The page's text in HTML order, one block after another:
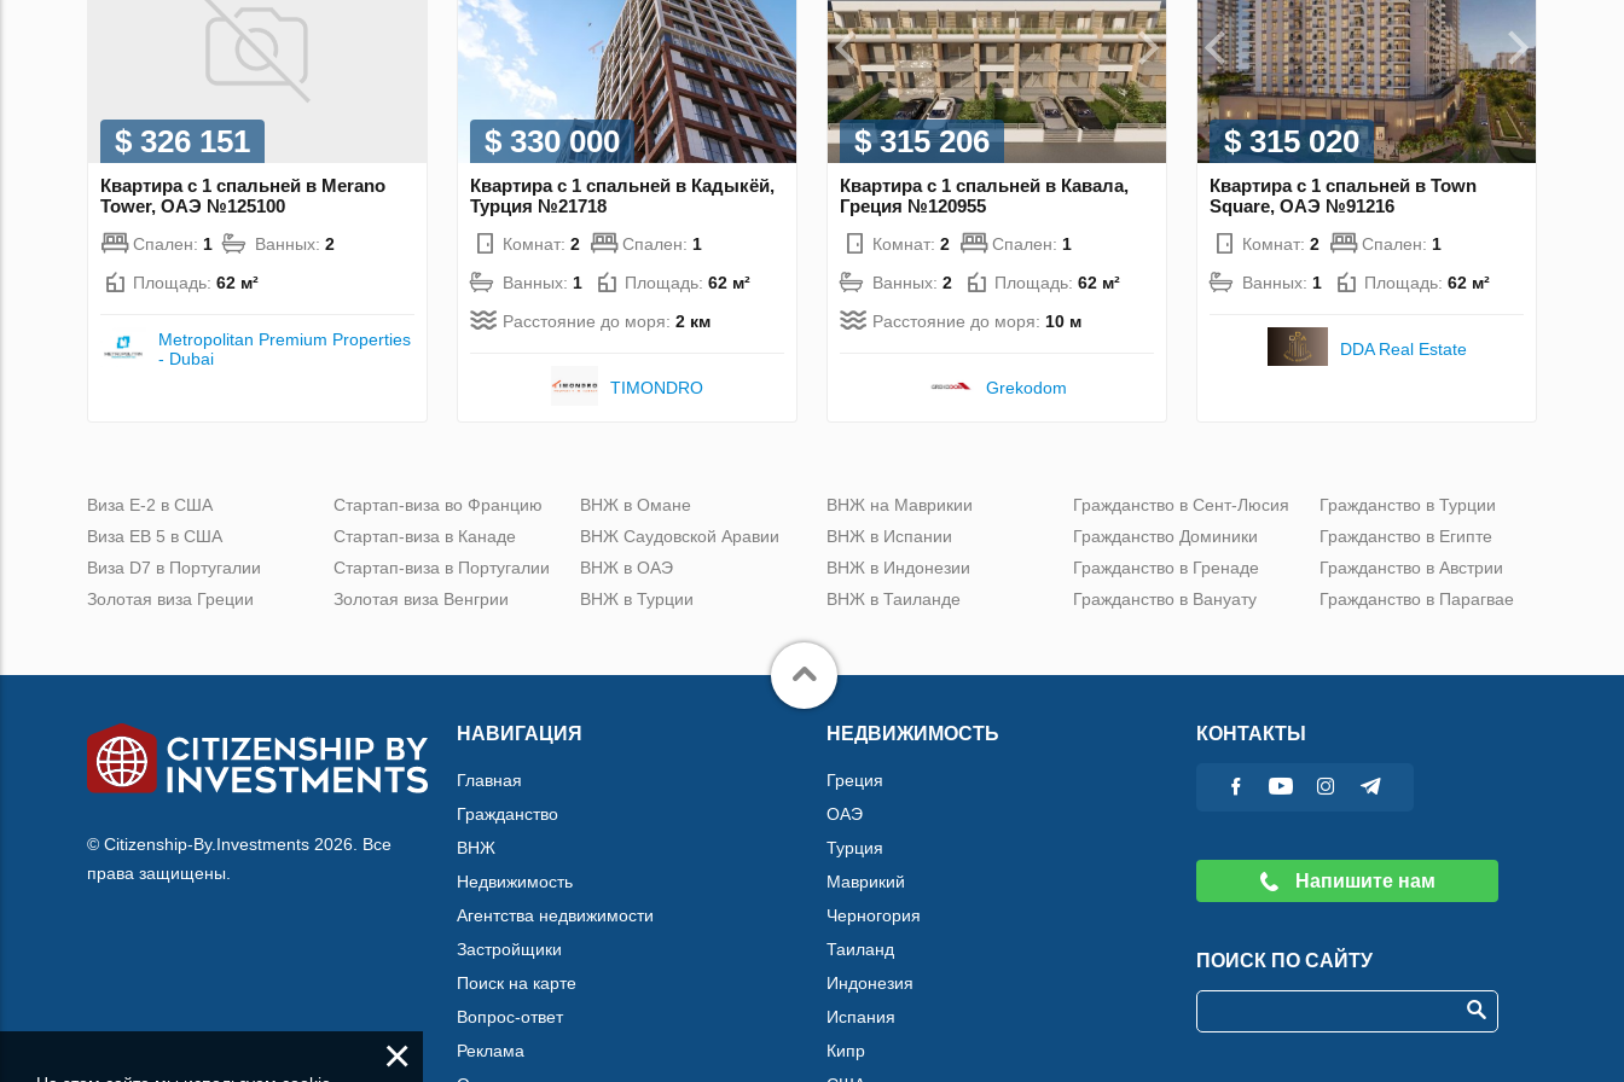
$ 326 151
Квартира с 1 спальней в Merano
Tower, ОАЭ №125100
Спален: 1 Ванных: 2
Площадь: 62 м²
Metropolitan Premium Properties
- Dubai
$ 330 000
Квартира с 1 спальней в Кадыкёй,
Турция №21718
Комнат: 2 Спален: 1
Ванных: 1 Площадь: 62 м²
Расстояние до моря: 2 км
TIMONDRO
$ 315 206
Квартира с 1 спальней в Кавала,
Греция №120955
Комнат: 2 Спален: 1
Ванных: 2 Площадь: 62 м²
Расстояние до моря: 10 м
Grekodom
$ 315 020
Квартира с 1 спальней в Town
Square, ОАЭ №91216
Комнат: 2 Спален: 1
Ванных: 1 Площадь: 62 м²
DDA Real Estate
Виза Е-2 в США
Виза ЕВ 5 в США
Виза D7 в Португалии
Золотая виза Греции
Стартап-виза во Францию
Стартап-виза в Канаде
Стартап-виза в Португалии
Золотая виза Венгрии
ВНЖ в Омане
ВНЖ Саудовской Аравии
ВНЖ в ОАЭ
ВНЖ в Турции
ВНЖ на Маврикии
ВНЖ в Испании
ВНЖ в Индонезии
ВНЖ в Таиланде
Гражданство в Сент-Люсия
Гражданство Доминики
Гражданство в Гренаде
Гражданство в Вануату
Гражданство в Турции
Гражданство в Египте
Гражданство в Австрии
Гражданство в Парагвае
© Citizenship-By.Investments 2026. Все
права защищены.
НАВИГАЦИЯ
Главная
Гражданство
ВНЖ
Недвижимость
Агентства недвижимости
Застройщики
Поиск на карте
Вопрос-ответ
Реклама
НЕДВИЖИМОСТЬ
Греция
ОАЭ
Турция
Маврикий
Черногория
Таиланд
Индонезия
Испания
Кипр
КОНТАКТЫ
Напишите нам
ПОИСК ПО САЙТУ
×